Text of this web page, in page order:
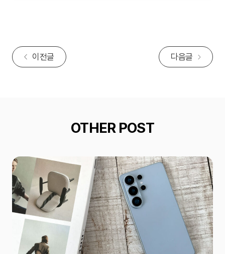
이전글 다음글
OTHER POST